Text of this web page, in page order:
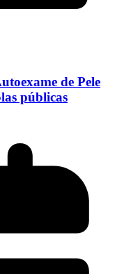
de Pele
públicas